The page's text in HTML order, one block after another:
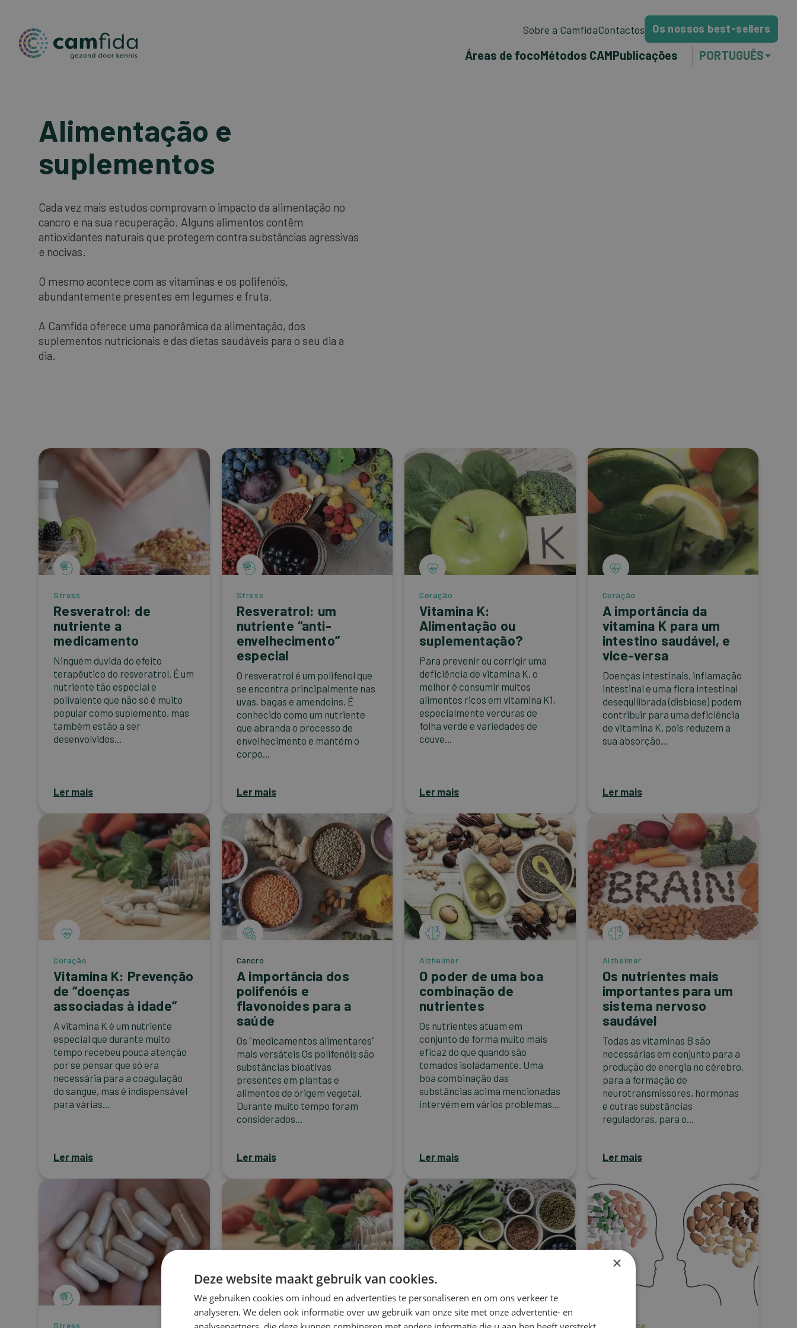
principal
Sobre a CamfidaContactos Os nossos best-sellers
Áreas de focoMétodos CAMPublicações PORTUGUÊS
Alimentação e
suplementos
Cada vez mais estudos comprovam o impacto da alimentação no
cancro e na sua recuperação. Alguns alimentos contêm
antioxidantes naturais que protegem contra substâncias agressivas
e nocivas.
O mesmo acontece com as vitaminas e os polifenóis,
abundantemente presentes em legumes e fruta.
A Camfida oferece uma panorâmica da alimentação, dos
suplementos nutricionais e das dietas saudáveis para o seu dia a
dia.
Stress
Resveratrol: de
nutriente a
medicamento
Ninguém duvida do efeito
terapêutico do resveratrol. É um
nutriente tão especial e
polivalente que não só é muito
popular como suplemento, mas
também estão a ser
desenvolvidos...
Ler mais
Stress
Resveratrol: um
nutriente “anti-
envelhecimento”
especial
O resveratrol é um polifenol que
se encontra principalmente nas
uvas, bagas e amendoins. É
conhecido como um nutriente
que abranda o processo de
envelhecimento e mantém o
corpo...
Ler mais
Coração
Vitamina K:
Alimentação ou
suplementação?
Para prevenir ou corrigir uma
deficiência de vitamina K, o
melhor é consumir muitos
alimentos ricos em vitamina K1,
especialmente verduras de
folha verde e variedades de
couve...
Ler mais
Coração
A importância da
vitamina K para um
intestino saudável, e
vice-versa
Doenças intestinais, inflamação
intestinal e uma flora intestinal
desequilibrada (disbiose) podem
contribuir para uma deficiência
de vitamina K, pois reduzem a
sua absorção...
Ler mais
Coração
Vitamina K: Prevenção
de “doenças
associadas à idade”
A vitamina K é um nutriente
especial que durante muito
tempo recebeu pouca atenção
por se pensar que só era
necessária para a coagulação
do sangue, mas é indispensável
para várias...
Ler mais
Cancro
A importância dos
polifenóis e
flavonoides para a
saúde
Os "medicamentos alimentares"
mais versáteis Os polifenóis são
substâncias bioativas
presentes em plantas e
alimentos de origem vegetal.
Durante muito tempo foram
considerados...
Ler mais
Alzheimer
O poder de uma boa
combinação de
nutrientes
Os nutrientes atuam em
conjunto de forma muito mais
eficaz do que quando são
tomados isoladamente. Uma
boa combinação das
substâncias acima mencionadas
intervém em vários problemas...
Ler mais
Alzheimer
Os nutrientes mais
importantes para um
sistema nervoso
saudável
Todas as vitaminas B são
necessárias em conjunto para a
produção de energia no cérebro,
para a formação de
neurotransmissores, hormonas
e outras substâncias
reguladoras, para o...
Ler mais
Stress Stress Cancro Enxaqueca
×
Deze website maakt gebruik van cookies.
We gebruiken cookies om inhoud en advertenties te personaliseren en om ons verkeer te
analyseren. We delen ook informatie over uw gebruik van onze site met onze advertentie- en